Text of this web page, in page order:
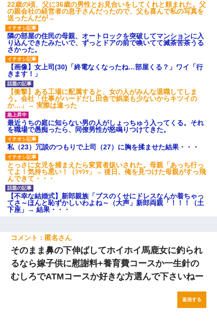
22歳の頃、父に36歳の男性とお見合いをしてくれと頼まれた。父
の親会社の経営者の息子さんだったので、父も喜んで私の写真を
送ったんだが→
隣の部屋の住民の母親、オートロックを突破してマンションに入
り込んできたみたいで、ずっとドアの前で喚いてて滅茶苦茶うる
さかった。
【画像】女上司(30)「終電なくなったね…部屋くる？」ワイ「行
きます！」
【衝撃】ある工場に配属すると、女の人がみんな退職してしま
う。会社「仕事がハードだし田舎で娯楽も少ないからキツイの
か…」→ 実際は違った
最近うちの庭に知らない男の人がしょっちゅう入ってくる。それ
を職場で愚痴ったら、同僚男性が怒鳴りつけてきた。
私（23）冗談のつもりで上司（27）に胸を揉ませた結果・・・
とっさに女児を捕まえたら変質者扱いされた。母親「あっち行っ
てよ！気持ち悪い！（ｼｯｼｯ」→ 後日、俺を見つけた母親がすっ飛
んできて・・・
【不幸な結婚式】新郎親族「ブスのくせにドレスなんか着ちゃっ
てさ～ほんと恥ずかしいわよね～（大声」新郎両親「！！！（土
下座」→ 結果・・・
匿名
そのまま鼻の下伸ばしてホイホイ馬鹿女に釣られ
るなら嫁子供に慰謝料+養育費コースか一生針の
むしろでATMコースか好きな方選んで下さいねー
返信する